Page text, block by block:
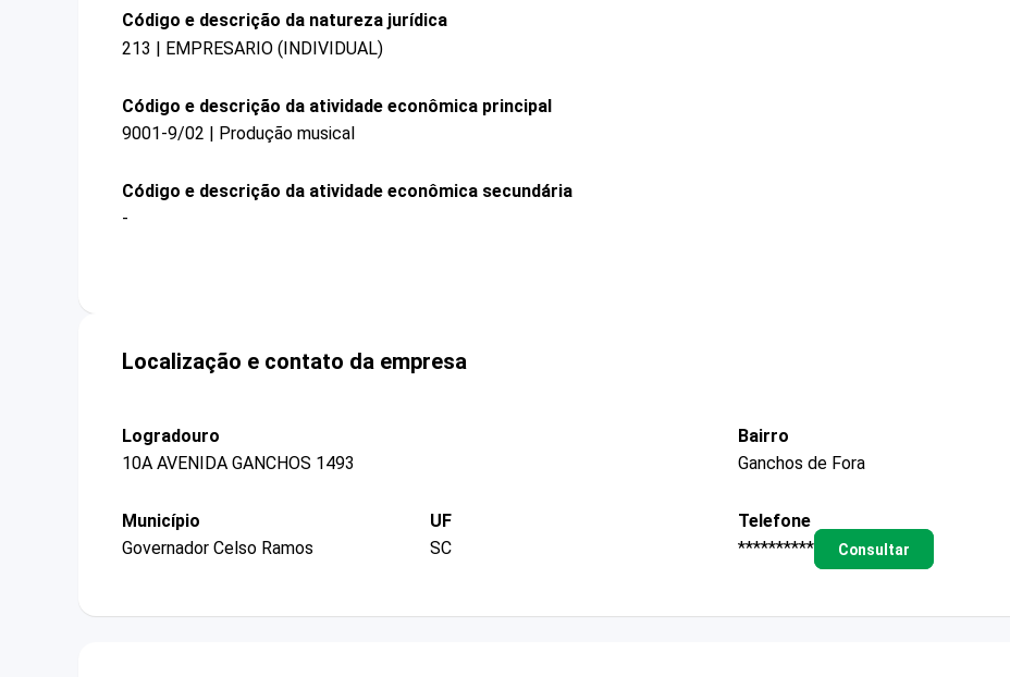
Código e descrição da natureza jurídica
213 | EMPRESARIO (INDIVIDUAL)
Código e descrição da atividade econômica principal
9001-9/02 | Produção musical
Código e descrição da atividade econômica secundária
-
Localização e contato da empresa
Logradouro
10A AVENIDA GANCHOS 1493
Bairro
Ganchos de Fora
Município
Governador Celso Ramos
UF
SC
Telefone
**********
Consultar